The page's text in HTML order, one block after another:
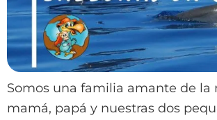
Somos una familia amante de la
mamá, papá y nuestras dos